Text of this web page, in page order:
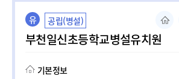
유 공립(병설)
부천일신초등학교병설유치원
기본정보